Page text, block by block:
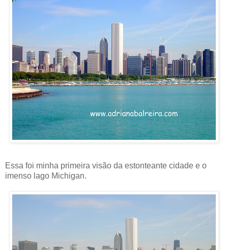
Essa foi minha primeira visão da estonteante cidade e o
imenso lago Michigan.